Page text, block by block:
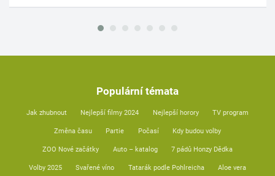
Populární témata
Jak zhubnout Nejlepší filmy 2024 Nejlepší horory TV program
Změna času Partie Počasí Kdy budou volby
ZOO Nové začátky Auto – katalog 7 pádů Honzy Dědka
Volby 2025 Svařené víno Tatarák podle Pohlreicha Aloe vera